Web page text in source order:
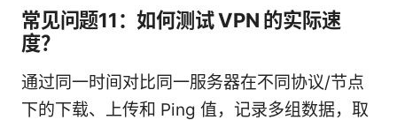
常见问题11：如何测试 VPN 的实际速
度？
通过同一时间对比同一服务器在不同协议/节点
下的下载、上传和 Ping 值，记录多组数据，取